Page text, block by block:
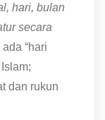
hari, bulan
secara
“hari
dan rukun